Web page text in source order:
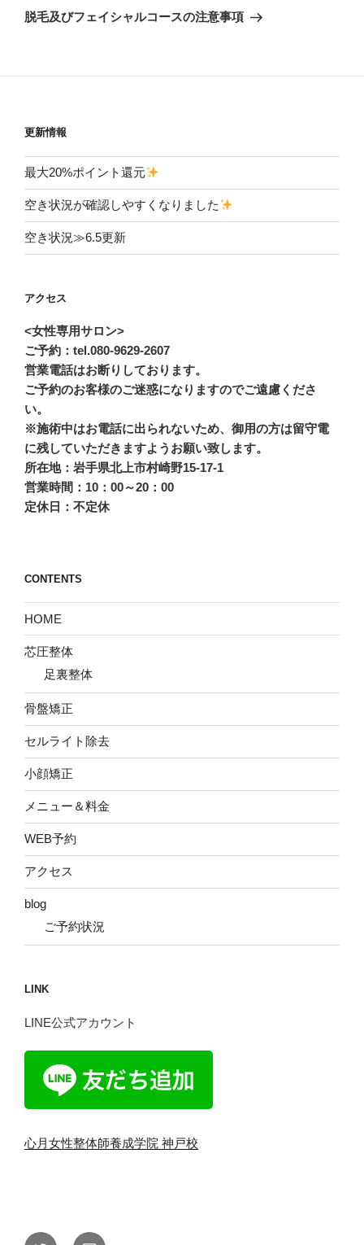
ゲ
の
脱毛及びフェイシャルコースの注意事項
更新情報
最大20%ポイント還元
空き状況が確認しやすくなりました
空き状況≫6.5更新
アクセス
<女性専用サロン>
ご予約：tel.080-9629-2607
営業電話はお断りしております。
ご予約のお客様のご迷惑になりますのでご遠慮くださ
い。
※施術中はお電話に出られないため、御用の方は留守電
に残していただきますようお願い致します。
所在地：岩手県北上市村崎野15-17-1
営業時間：10：00～20：00
定休日：不定休
CONTENTS
HOME
芯圧整体
足裏整体
骨盤矯正
セルライト除去
小顔矯正
メニュー＆料金
WEB予約
アクセス
blog
ご予約状況
LINK
LINE公式アカウント
心月女性整体師養成学院 神戸校
Twitter メ